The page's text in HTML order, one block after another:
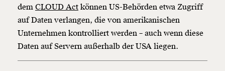
dem CLOUD Act können US-Behörden etwa Zugriff
auf Daten verlangen, die von amerikanischen
Unternehmen kontrolliert werden – auch wenn diese
Daten auf Servern außerhalb der USA liegen.